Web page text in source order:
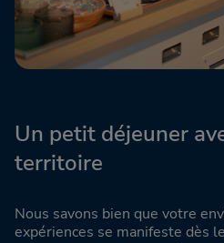
Un petit déjeuner
territoire
Nous savons bien que votre
expériences se manifeste dès